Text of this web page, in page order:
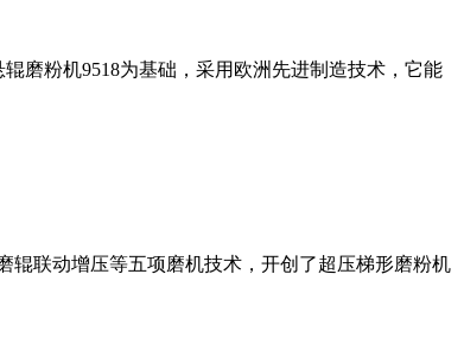
磨粉机9518为基础，采用欧洲先进制造技术，它能
辊联动增压等五项磨机技术，开创了超压梯形磨粉机